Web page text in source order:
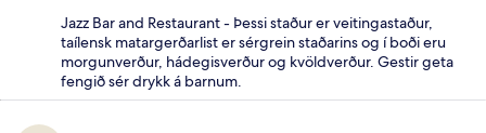
Jazz Bar and Restaurant - Þessi staður er veitingastaður,
taílensk matargerðarlist er sérgrein staðarins og í boði eru
morgunverður, hádegisverður og kvöldverður. Gestir geta
fengið sér drykk á barnum.